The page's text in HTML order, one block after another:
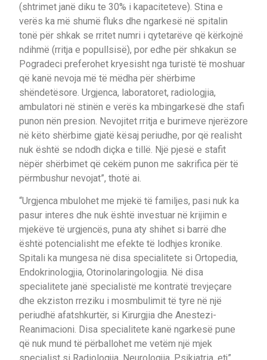
(shtrimet janë diku te 30% i kapaciteteve). Stina e
verës ka më shumë fluks dhe ngarkesë në spitalin
tonë për shkak se rritet numri i qytetarëve që kërkojnë
ndihmë (rritja e popullsisë), por edhe për shkakun se
Pogradeci preferohet kryesisht nga turistë të moshuar
që kanë nevoja më të mëdha për shërbime
shëndetësore. Urgjenca, laboratoret, radiologjia,
ambulatori në stinën e verës ka mbingarkesë dhe stafi
punon nën presion. Nevojitet rritja e burimeve njerëzore
në këto shërbime gjatë kësaj periudhe, por që realisht
nuk është se ndodh diçka e tillë. Një pjesë e stafit
nëpër shërbimet që cekëm punon me sakrifica për të
përmbushur nevojat”, thotë ai.
“Urgjenca mbulohet me mjekë të familjes, pasi nuk ka
pasur interes dhe nuk është investuar në krijimin e
mjekëve të urgjencës, puna aty shihet si barrë dhe
është potencialisht me efekte të lodhjes kronike.
Spitali ka mungesa në disa specialitete si Ortopedia,
Endokrinologjia, Otorinolaringologjia. Në disa
specialitete janë specialistë me kontratë trevjeçare
dhe ekziston rreziku i mosmbulimit të tyre në një
periudhë afatshkurtër, si Kirurgjia dhe Anestezi-
Reanimacioni. Disa specialitete kanë ngarkesë pune
që nuk mund të përballohet me vetëm një mjek